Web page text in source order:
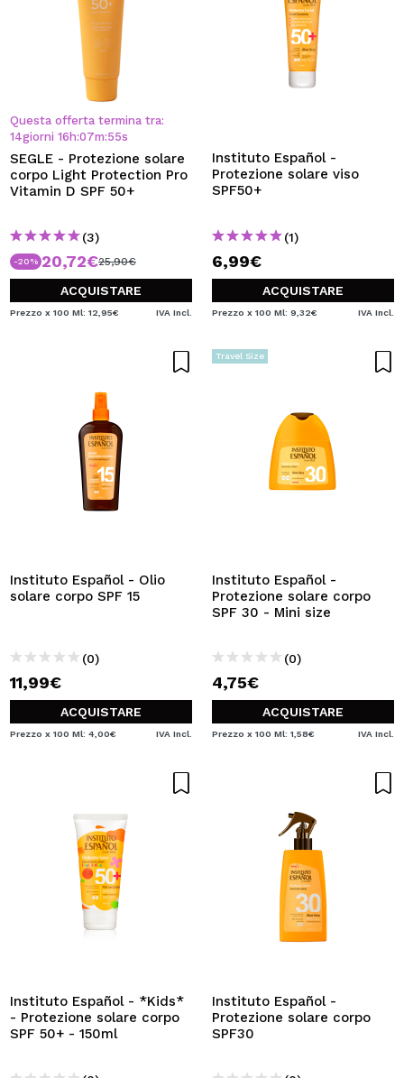
Questa offerta termina tra:
14giorni 16 h:07m:55s
SEGLE - Protezione solare
corpo Light Protection Pro
Vitamin D SPF 50+
(3)
-20% 20,72€25,90€
ACQUISTARE
Prezzo x 100 Ml: 12,95€ IVA Incl.
Instituto Español -
Protezione solare viso
SPF50+
(1)
6,99€
ACQUISTARE
Prezzo x 100 Ml: 9,32€ IVA Incl.
Instituto Español - Olio
solare corpo SPF 15
(0)
11,99€
ACQUISTARE
Prezzo x 100 Ml: 4,00€ IVA Incl.
Travel Size
Instituto Español -
Protezione solare corpo
SPF 30 - Mini size
(0)
4,75€
ACQUISTARE
Prezzo x 100 Ml: 1,58€ IVA Incl.
Instituto Español - *Kids*
- Protezione solare corpo
SPF 50+ - 150ml
Instituto Español -
Protezione solare corpo
SPF30